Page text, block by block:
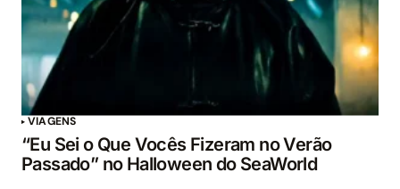
VIAGENS
“Eu Sei o Que Vocês Fizeram no Verão
Passado” no Halloween do SeaWorld